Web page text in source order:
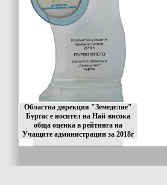
Областна дирекция "Земеделие"
Бургас е носител на Най-висока
обща оценка в рейтинга на
Учащите администрации за 2018г